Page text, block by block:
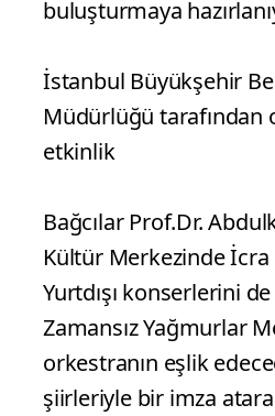
buluşturmaya
İstanbul Büyükşehir
Müdürlüğü tarafından
etkinlik
Bağcılar Prof.Dr.
Kültür Merkezinde İcra
Yurtdışı konserlerini
Zamansız Yağmurlar
orkestranın eşlik
şiirleriyle bir imza